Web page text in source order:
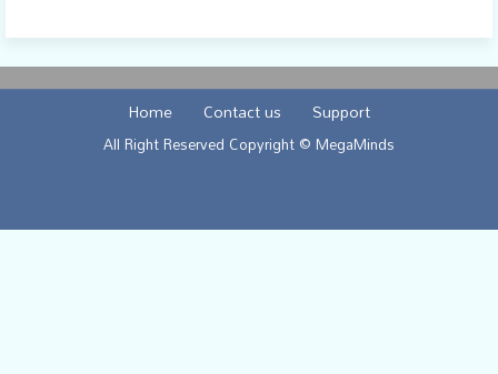
Home Contact us Support
All Right Reserved Copyright © MegaMinds